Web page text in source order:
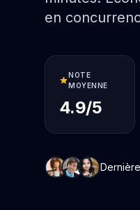
en
NOTE
MOYENNE
4.9/5